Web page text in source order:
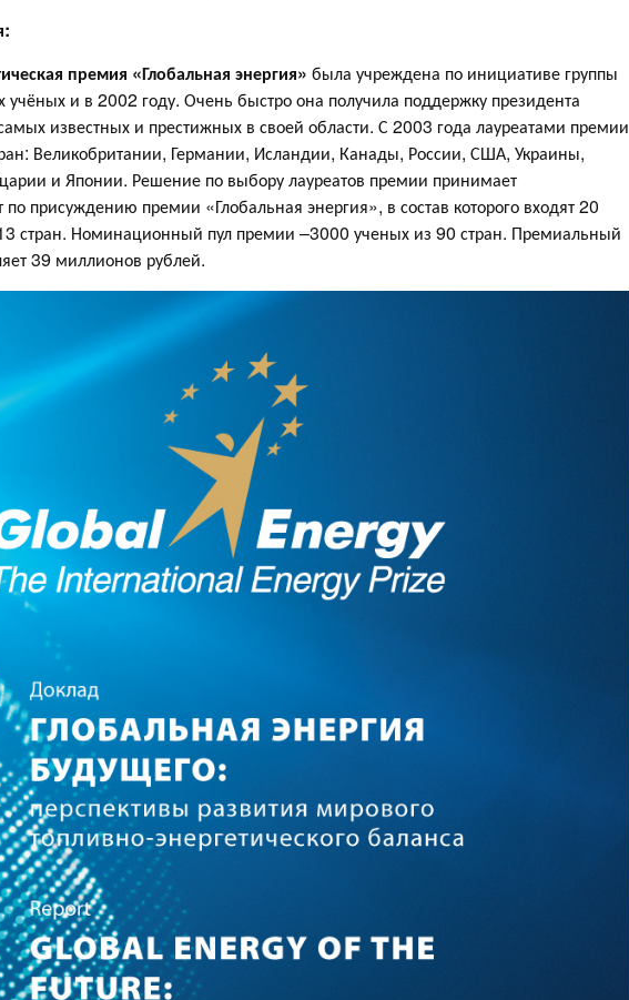
премия «Глобальная энергия» была учреждена по инициативе группы
учёных и в 2002 году. Очень быстро она получила поддержку президента
известных и престижных в своей области. С 2003 года лауреатами премии
Великобритании, Германии, Исландии, Канады, России, США, Украины,
и Японии. Решение по выбору лауреатов премии принимает
присуждению премии «Глобальная энергия», в состав которого входят 20
стран. Номинационный пул премии –3000 ученых из 90 стран. Премиальный
39 миллионов рублей.